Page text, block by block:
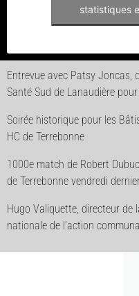
statistiques
Entrevue avec Patsy Joncas,
Santé Sud de Lanaudière
Soirée historique pour les
HC de Terrebonne
1000e match de Robert
de Terrebonne vendredi
Hugo Valiquette, directeur de
nationale de l’action